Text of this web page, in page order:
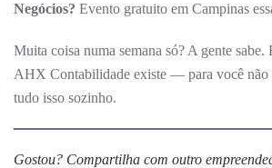
Negócios? Evento gratuito em Campinas
Muita coisa numa semana só? A gente sabe.
AHX Contabilidade existe — para você não
tudo isso sozinho.
Gostou? Compartilha com outro